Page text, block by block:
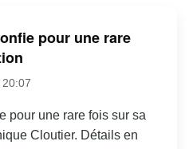
pour une rare
pour une rare fois sur sa
Cloutier. Détails en